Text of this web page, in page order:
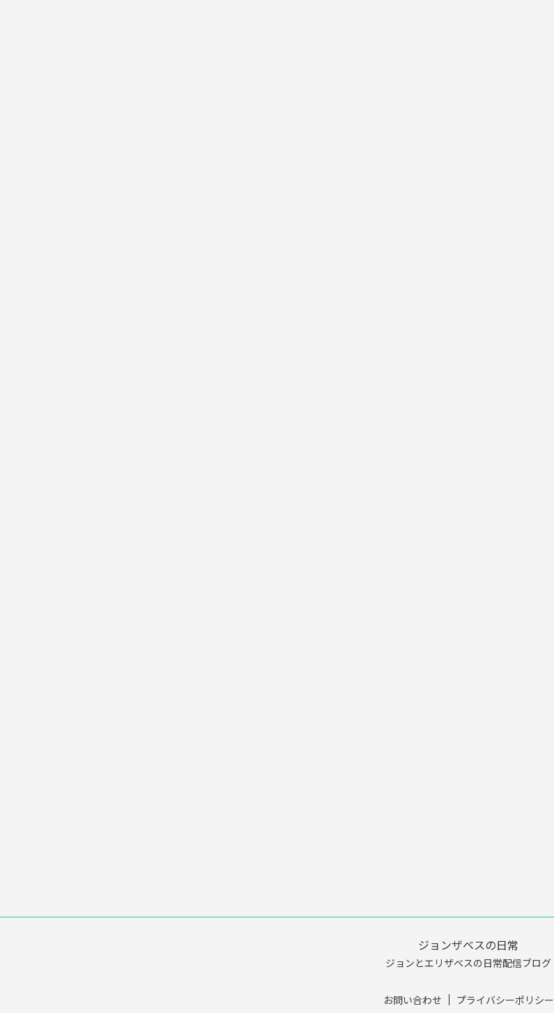
ジョンザベスの日常
ジョンとエリザベスの日常配信ブログ
お問い合わせ プライバシーポリシー